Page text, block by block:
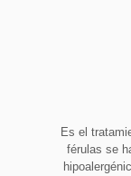
Es el
férulas se